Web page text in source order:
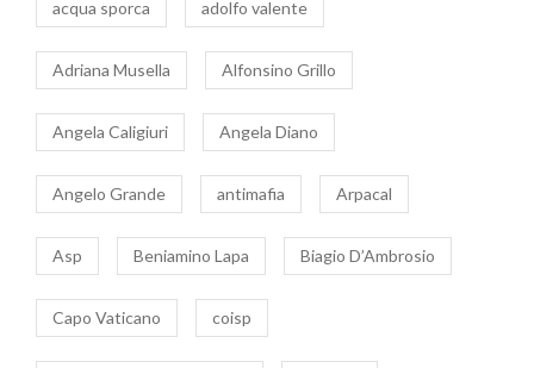
acqua sporca adolfo valente
Adriana Musella Alfonsino Grillo
Angela Caligiuri Angela Diano
Angelo Grande antimafia Arpacal
Asp Beniamino Lapa Biagio D’Ambrosio
Capo Vaticano coisp